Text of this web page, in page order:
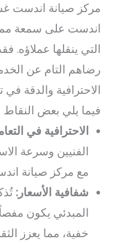
مركز صيانة اندست
اندست على سمعة
التي ينقلها عملاؤه.
رضاهم التام عن
الاحترافية والدقة
فيما يلي بعض النقاط
الاحترافية في
الفنيين وسرعة
مع مركز صيانة
شفافية الأسعار:
المبدئي يكون
خفية، مما يعزز